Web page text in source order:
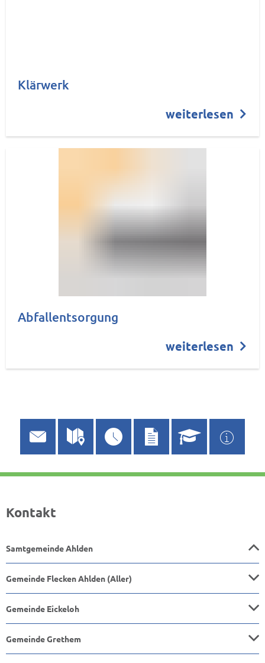
Klärwerk
weiterlesen
Abfallentsorgung
weiterlesen
Kontakt
Samtgemeinde Ahlden
Gemeinde Flecken Ahlden (Aller)
Gemeinde Eickeloh
Gemeinde Grethem